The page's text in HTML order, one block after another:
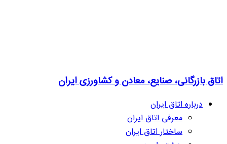
اتاق بازرگانی، صنایع، معادن و کشاورزی ایران
درباره اتاق ایران
معرفی اتاق ایران
ساختار اتاق ایران